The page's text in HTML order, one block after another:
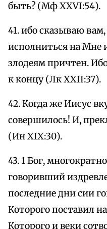
быть? (Мф XXVI:54).
41. ибо сказываю
исполниться на Мне
злодеям причтен.
к концу (Лк XXII:37).
42. Когда же Иисус
совершилось! И,
(Ин XIX:30).
43. 1 Бог,
говоривший
последние дни сии
Которого поставил
Которого и веки